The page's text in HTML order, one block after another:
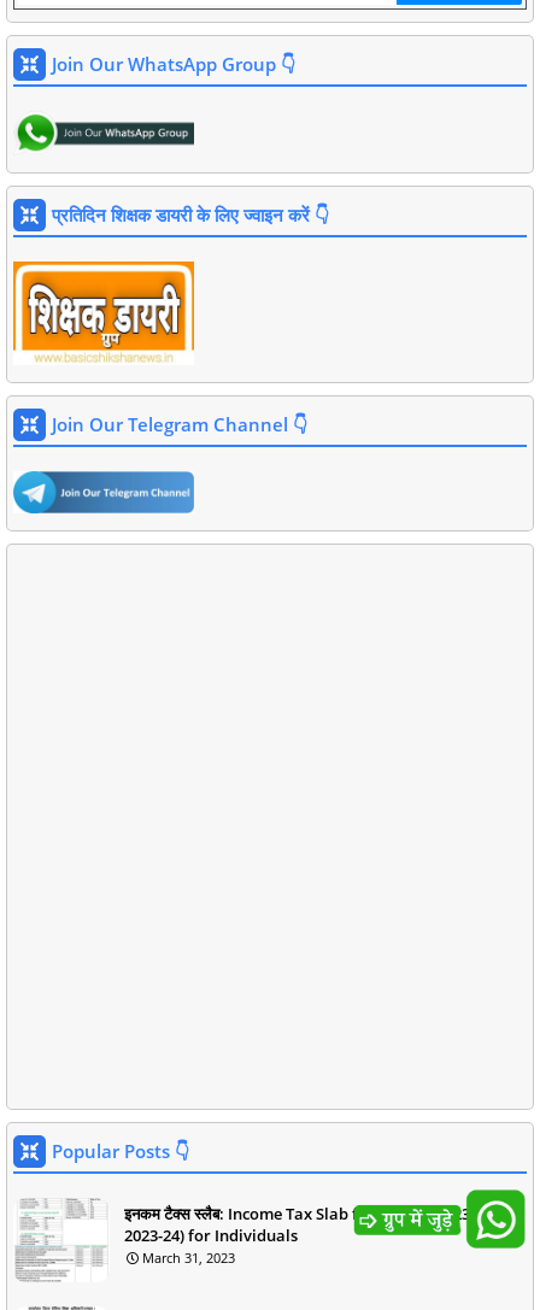
Join Our WhatsApp Group 👇
प्रतिदिन शिक्षक डायरी के लिए ज्वाइन करें 👇
Join Our Telegram Channel 👇
Popular Posts 👇
इनकम टैक्स स्लैब: Income Tax Slab for F.Y-- 2022-23 (A.Y--
2023-24) for Individuals
March 31, 2023